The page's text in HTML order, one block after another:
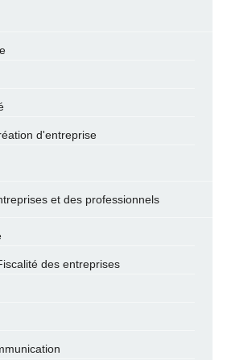
d'entreprise
et des professionnels
des entreprises